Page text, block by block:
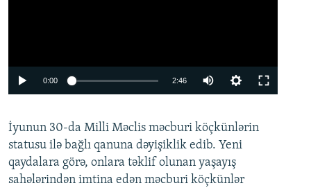
0:00 2:46
360p
480p
720p
İyunun 30-da Milli Məclis məcburi köçkünlərin
statusu ilə bağlı qanuna dəyişiklik edib. Yeni
qaydalara görə, onlara təklif olunan yaşayış
sahələrindən imtina edən məcburi köçkünlər